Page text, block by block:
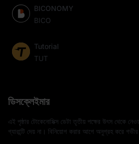
BICONOMY
BICO
Tutorial
TUT
ডিসক্লেইমার
এই পৃষ্ঠার টোকেনোমিক্স ডেটা তৃতীয় পক্ষের উৎস থেকে
গ্যারান্টি দেয় না। বিনিয়োগ করার আগে অনুগ্রহ করে